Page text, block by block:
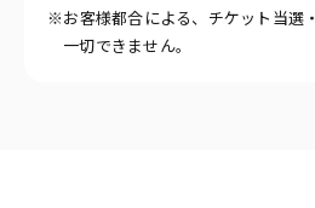
※お客様都合による、チケット当選
一切できません。